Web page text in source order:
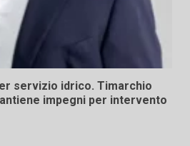
servizio idrico. Timarchio
impegni per intervento